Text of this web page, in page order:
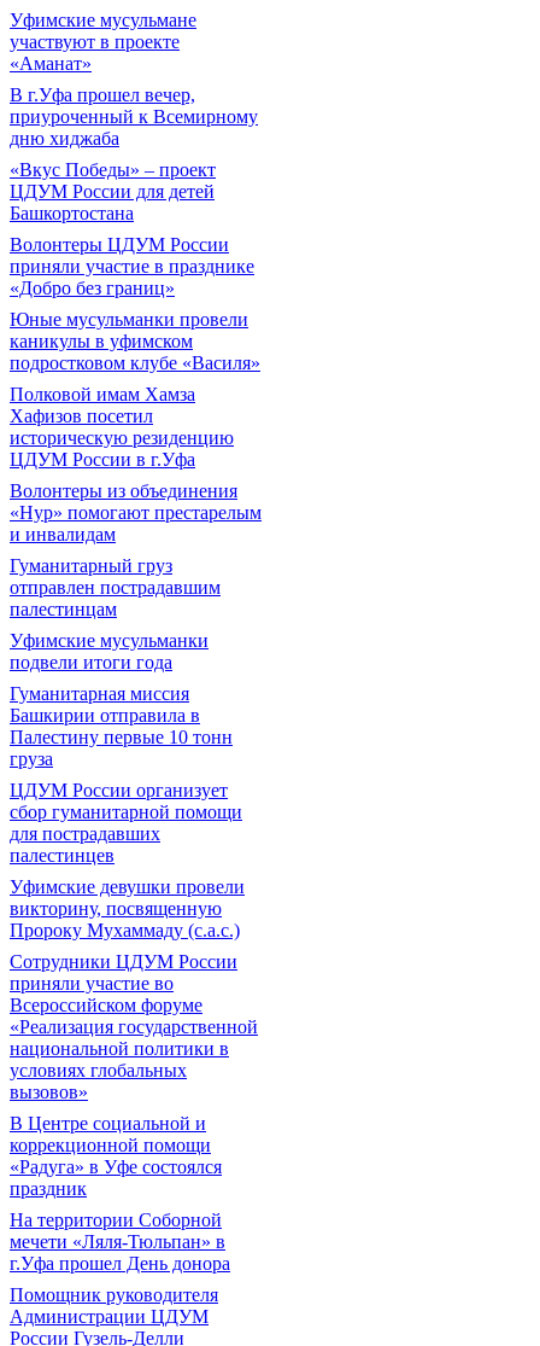
Уфимские мусульмане
участвуют в проекте
«Аманат»
В г.Уфа прошел вечер,
приуроченный к Всемирному
дню хиджаба
«Вкус Победы» – проект
ЦДУМ России для детей
Башкортостана
Волонтеры ЦДУМ России
приняли участие в празднике
«Добро без границ»
Юные мусульманки провели
каникулы в уфимском
подростковом клубе «Василя»
Полковой имам Хамза
Хафизов посетил
историческую резиденцию
ЦДУМ России в г.Уфа
Волонтеры из объединения
«Нур» помогают престарелым
и инвалидам
Гуманитарный груз
отправлен пострадавшим
палестинцам
Уфимские мусульманки
подвели итоги года
Гуманитарная миссия
Башкирии отправила в
Палестину первые 10 тонн
груза
ЦДУМ России организует
сбор гуманитарной помощи
для пострадавших
палестинцев
Уфимские девушки провели
викторину, посвященную
Пророку Мухаммаду (с.а.с.)
Сотрудники ЦДУМ России
приняли участие во
Всероссийском форуме
«Реализация государственной
национальной политики в
условиях глобальных
вызовов»
В Центре социальной и
коррекционной помощи
«Радуга» в Уфе состоялся
праздник
На территории Соборной
мечети «Ляля-Тюльпан» в
г.Уфа прошел День донора
Помощник руководителя
Администрации ЦДУМ
России Гузель-Делли